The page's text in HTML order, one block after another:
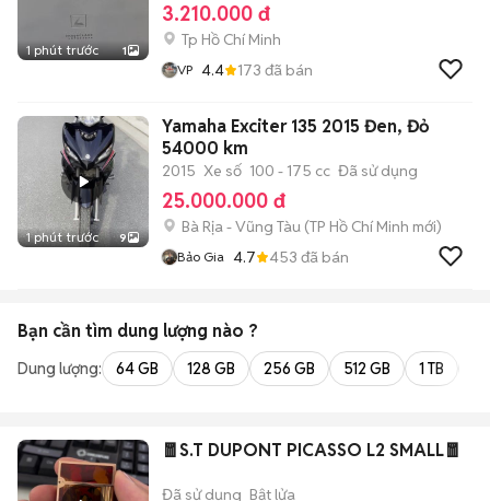
1 phút trước 1
3.210.000 đ
Tp Hồ Chí Minh
VP 4.4 173 đã bán
1 phút trước 9
Yamaha Exciter 135 2015 Đen, Đỏ
54000 km
2015 Xe số 100 - 175 cc Đã sử dụng
25.000.000 đ
Bà Rịa - Vũng Tàu (TP Hồ Chí Minh mới)
Bảo Gia 4.7 453 đã bán
Bạn cần tìm dung lượng nào ?
Dung lượng: 64 GB 128 GB 256 GB 512 GB 1 TB
🧧S.T DUPONT PICASSO L2 SMALL🧧
Đã sử dụng Bật lửa